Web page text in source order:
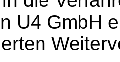
U4 GmbH